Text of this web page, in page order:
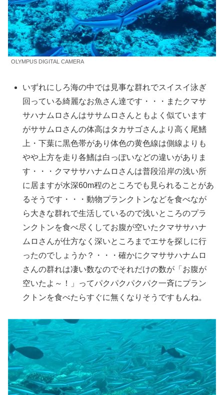
OLYMPUS DIGITAL CAMERA
いずれにしろ海の中では見事な群れでスイスイ泳ぎ
回っている綺麗なお魚さん達です・・・またクマサ
サハナムロさんはササムロさんともよく似ています
がササムロさんの体高はタカサゴさんより高く尾鰭
上・下葉に黒色帯があり体色の黄色線は側線よりも
やや上方を走り各鰭は白っぽいなどの違いがありま
す・・・クマササハナムロさんは普段沿岸の浅い所
に居ますが水深60m程のところでも見られることがあ
るそうです・・・動物プランクトンなどを食べなが
ら大きな群れで生活しているので浅いところのプラ
ンクトンを食べ尽くしてお腹が空いたクマササハナ
ムロさんが仕方なく深いところまでエサを探しに行
ったのでしょうか？・・・確かにクマササハナムロ
さんの群れは凄い数なのでそれだけの数が「お腹が
空いたよ～！」ってパクパクパクパク一斉にプラン
クトンを食べたらすぐに無くなりそうですもんね。